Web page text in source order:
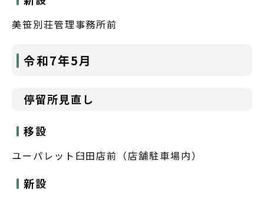
美笹別荘管理事務所前
令和7年5月
停留所見直し
移設
ユーパレット臼田店前（店舗駐車場内）
新設